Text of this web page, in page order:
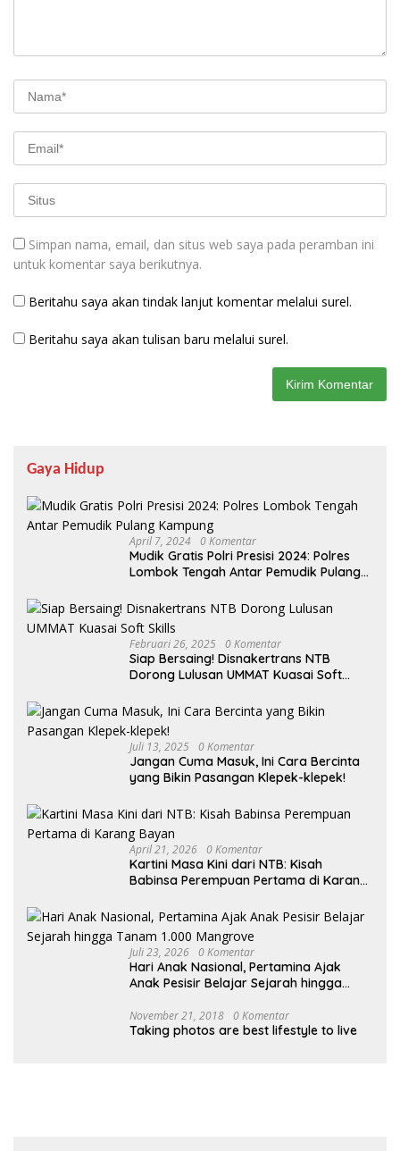
Simpan nama, email, dan situs web saya pada peramban ini
untuk komentar saya berikutnya.
Beritahu saya akan tindak lanjut komentar melalui surel.
Beritahu saya akan tulisan baru melalui surel.
Gaya Hidup
April 7, 2024 0 Komentar
Mudik Gratis Polri Presisi 2024: Polres
Lombok Tengah Antar Pemudik Pulang
Februari 26, 2025 0 Komentar
Siap Bersaing! Disnakertrans NTB
Dorong Lulusan UMMAT Kuasai Soft
Juli 13, 2025 0 Komentar
Jangan Cuma Masuk, Ini Cara Bercinta
yang Bikin Pasangan Klepek-klepek!
April 21, 2026 0 Komentar
Kartini Masa Kini dari NTB: Kisah
Babinsa Perempuan Pertama di Karang
Juli 23, 2026 0 Komentar
Hari Anak Nasional, Pertamina Ajak
Anak Pesisir Belajar Sejarah hingga
November 21, 2018 0 Komentar
Taking photos are best lifestyle to live